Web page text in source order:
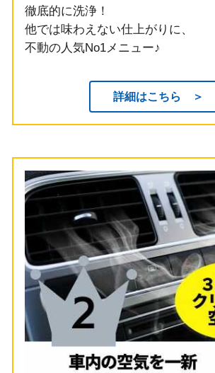
徹底的に洗浄！
他では味わえない仕上がりに、
不動の人気No1メニュー♪
詳細はこちら ＞